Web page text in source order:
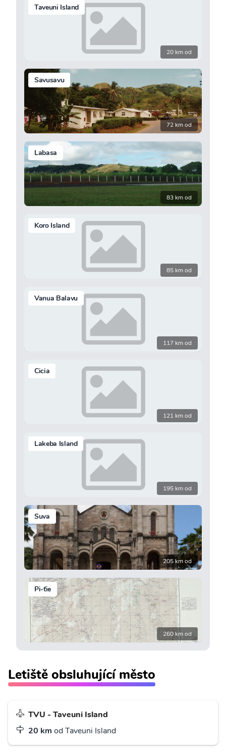
Taveuni Island
20 km od
Savusavu
72 km od
Labasa
83 km od
Koro Island
85 km od
Vanua Balavu
117 km od
Cicia
121 km od
Lakeba Island
195 km od
Suva
205 km od
Pi-ťie
260 km od
Letiště obsluhující město
TVU - Taveuni Island
20 km od Taveuni Island